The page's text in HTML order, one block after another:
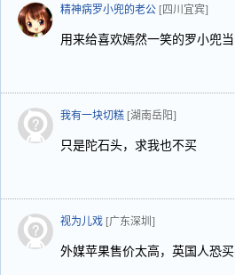
精神病罗小兜的老公 [四川宜宾]
用来给喜欢嫣然一笑的罗小兜
我有一块切糕 [湖南岳阳]
只是陀石头，求我也不买
视为儿戏 [广东深圳]
外媒苹果售价太高，英国人恐